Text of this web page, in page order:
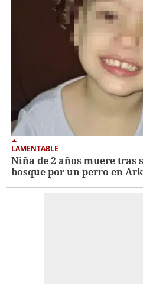
LAMENTABLE
Niña de 2 años muere tras
bosque por un perro en